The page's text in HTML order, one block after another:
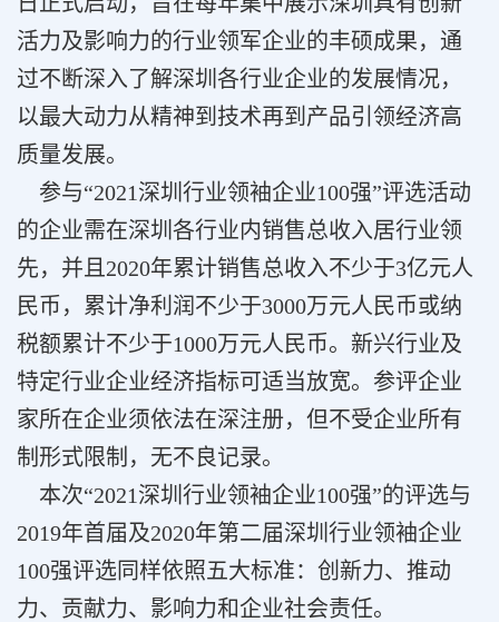
活力及影响力的行业领军企业的丰硕成果，通
过不断深入了解深圳各行业企业的发展情况，
以最大动力从精神到技术再到产品引领经济高
质量发展。
参与“2021深圳行业领袖企业100强”评选活动
的企业需在深圳各行业内销售总收入居行业领
先，并且2020年累计销售总收入不少于3亿元人
民币，累计净利润不少于3000万元人民币或纳
税额累计不少于1000万元人民币。新兴行业及
特定行业企业经济指标可适当放宽。参评企业
家所在企业须依法在深注册，但不受企业所有
制形式限制，无不良记录。
本次“2021深圳行业领袖企业100强”的评选与
2019年首届及2020年第二届深圳行业领袖企业
100强评选同样依照五大标准：创新力、推动
力、贡献力、影响力和企业社会责任。